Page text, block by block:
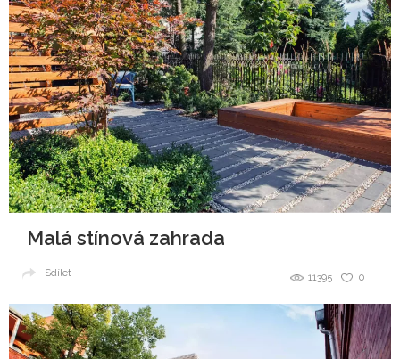
Malá stínová zahrada
0
11395
Sdílet